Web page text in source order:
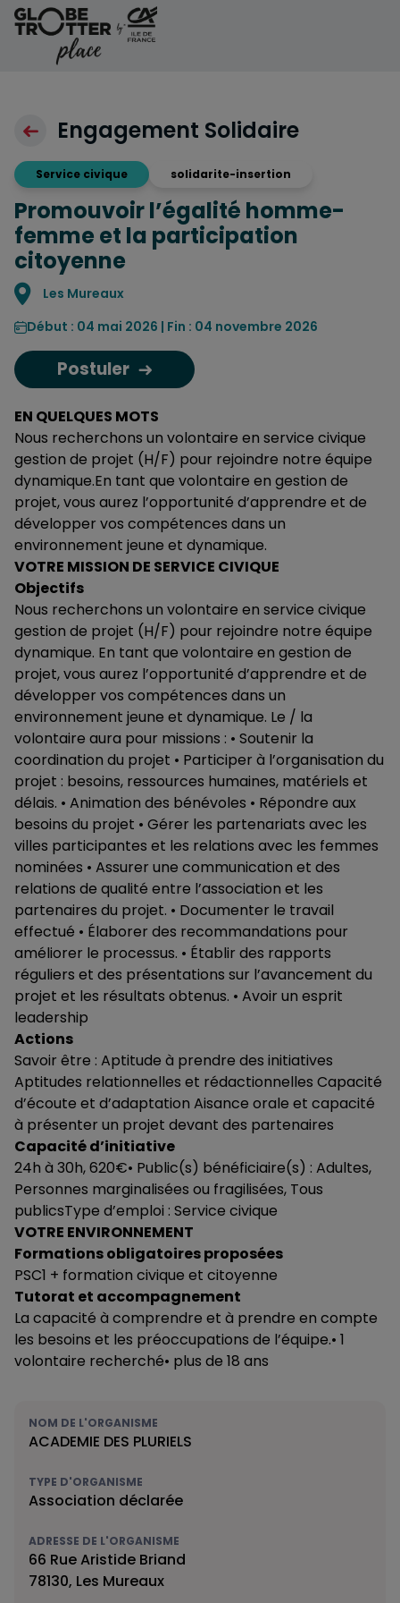
Aller au contenu
Engagement Solidaire
Service civique solidarite-insertion
Promouvoir l’égalité homme-
femme et la participation
citoyenne
Localisation
Les Mureaux
Début : 04 mai 2026 | Fin : 04 novembre 2026
Postuler
EN QUELQUES MOTS
Nous recherchons un volontaire en service civique
gestion de projet (H/F) pour rejoindre notre équipe
dynamique.En tant que volontaire en gestion de
projet, vous aurez l’opportunité d’apprendre et de
développer vos compétences dans un
environnement jeune et dynamique.
VOTRE MISSION DE SERVICE CIVIQUE
Objectifs
Nous recherchons un volontaire en service civique
gestion de projet (H/F) pour rejoindre notre équipe
dynamique. En tant que volontaire en gestion de
projet, vous aurez l’opportunité d’apprendre et de
développer vos compétences dans un
environnement jeune et dynamique. Le / la
volontaire aura pour missions : • Soutenir la
coordination du projet • Participer à l’organisation du
projet : besoins, ressources humaines, matériels et
délais. • Animation des bénévoles • Répondre aux
besoins du projet • Gérer les partenariats avec les
villes participantes et les relations avec les femmes
nominées • Assurer une communication et des
relations de qualité entre l’association et les
partenaires du projet. • Documenter le travail
effectué • Élaborer des recommandations pour
améliorer le processus. • Établir des rapports
réguliers et des présentations sur l’avancement du
projet et les résultats obtenus. • Avoir un esprit
leadership
Actions
Savoir être : Aptitude à prendre des initiatives
Aptitudes relationnelles et rédactionnelles Capacité
d’écoute et d’adaptation Aisance orale et capacité
à présenter un projet devant des partenaires
Capacité d’initiative
24h à 30h, 620€• Public(s) bénéficiaire(s) : Adultes,
Personnes marginalisées ou fragilisées, Tous
publicsType d’emploi : Service civique
VOTRE ENVIRONNEMENT
Formations obligatoires proposées
PSC1 + formation civique et citoyenne
Tutorat et accompagnement
La capacité à comprendre et à prendre en compte
les besoins et les préoccupations de l’équipe.• 1
volontaire recherché• plus de 18 ans
NOM DE L'ORGANISME
ACADEMIE DES PLURIELS
TYPE D'ORGANISME
Association déclarée
ADRESSE DE L'ORGANISME
66 Rue Aristide Briand
78130, Les Mureaux